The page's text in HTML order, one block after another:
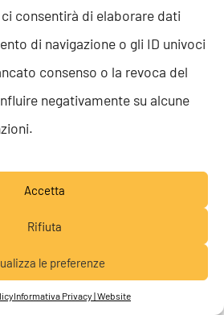
consentirà di elaborare dati
di navigazione o gli ID univoci
consenso o la revoca del
negativamente su alcune
Accetta
Rifiuta
le preferenze
Informativa Privacy | Website
come
differenza